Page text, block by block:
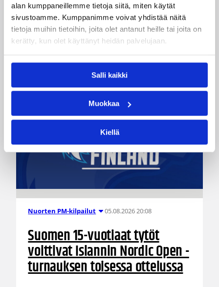
alan kumppaneillemme tietoja siitä, miten käytät
sivustoamme. Kumppanimme voivat yhdistää näitä
tietoja muihin tietoihin, joita olet antanut heille tai joita on
kerätty, kun olet käyttänyt heidän palvelujaan.
Salli kaikki
Muokkaa
Kiellä
Korisliiga Pääjuttu Sarjat
Katso myös
Nuorten PM-kilpailut 05.08.2026 20:08
Suomen 15-vuotiaat tytöt
voittivat Islannin Nordic Open -
turnauksen toisessa ottelussa